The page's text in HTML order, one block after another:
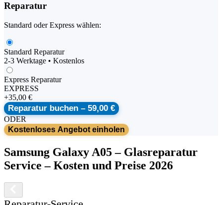
Reparatur
Standard oder Express wählen:
Standard Reparatur
2-3 Werktage • Kostenlos
Express Reparatur
EXPRESS
+35,00 €
Reparatur buchen – 59,00 €
ODER
Kostenloses Angebot einholen
Samsung Galaxy A05– Glasreparatur
Service – Kosten und Preise 2026